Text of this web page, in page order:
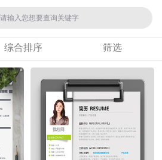
综合排序 筛选